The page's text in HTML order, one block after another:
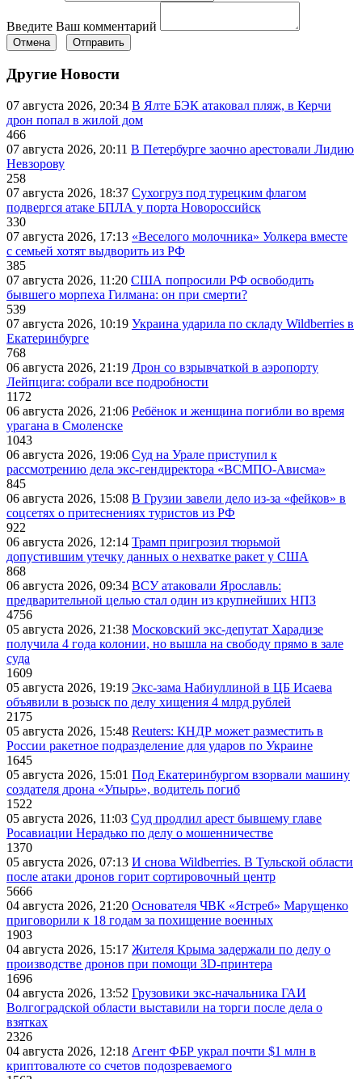
Введите Ваш комментарий
Отмена Отправить
Другие Новости
07 августа 2026, 20:34 В Ялте БЭК атаковал пляж, в Керчи
дрон попал в жилой дом
466
07 августа 2026, 20:11 В Петербурге заочно арестовали Лидию
Невзорову
258
07 августа 2026, 18:37 Сухогруз под турецким флагом
подвергся атаке БПЛА у порта Новороссийск
330
07 августа 2026, 17:13 «Веселого молочника» Уолкера вместе
с семьей хотят выдворить из РФ
385
07 августа 2026, 11:20 США попросили РФ освободить
бывшего морпеха Гилмана: он при смерти?
539
07 августа 2026, 10:19 Украина ударила по складу Wildberries в
Екатеринбурге
768
06 августа 2026, 21:19 Дрон со взрывчаткой в аэропорту
Лейпцига: собрали все подробности
1172
06 августа 2026, 21:06 Ребёнок и женщина погибли во время
урагана в Смоленске
1043
06 августа 2026, 19:06 Суд на Урале приступил к
рассмотрению дела экс-гендиректора «ВСМПО-Ависма»
845
06 августа 2026, 15:08 В Грузии завели дело из-за «фейков» в
соцсетях о притеснениях туристов из РФ
922
06 августа 2026, 12:14 Трамп пригрозил тюрьмой
допустившим утечку данных о нехватке ракет у США
868
06 августа 2026, 09:34 ВСУ атаковали Ярославль:
предварительной целью стал один из крупнейших НПЗ
4756
05 августа 2026, 21:38 Московский экс-депутат Харадизе
получила 4 года колонии, но вышла на свободу прямо в зале
суда
1609
05 августа 2026, 19:19 Экс-зама Набиуллиной в ЦБ Исаева
объявили в розыск по делу хищения 4 млрд рублей
2175
05 августа 2026, 15:48 Reuters: КНДР может разместить в
России ракетное подразделение для ударов по Украине
1645
05 августа 2026, 15:01 Под Екатеринбургом взорвали машину
создателя дрона «Упырь», водитель погиб
1522
05 августа 2026, 11:03 Суд продлил арест бывшему главе
Росавиации Нерадько по делу о мошенничестве
1370
05 августа 2026, 07:13 И снова Wildberries. В Тульской области
после атаки дронов горит сортировочный центр
5666
04 августа 2026, 21:20 Основателя ЧВК «Ястреб» Марущенко
приговорили к 18 годам за похищение военных
1903
04 августа 2026, 15:17 Жителя Крыма задержали по делу о
производстве дронов при помощи 3D‑принтера
1696
04 августа 2026, 13:52 Грузовики экс-начальника ГАИ
Волгоградской области выставили на торги после дела о
взятках
2326
04 августа 2026, 12:18 Агент ФБР украл почти $1 млн в
криптовалюте со счетов подозреваемого